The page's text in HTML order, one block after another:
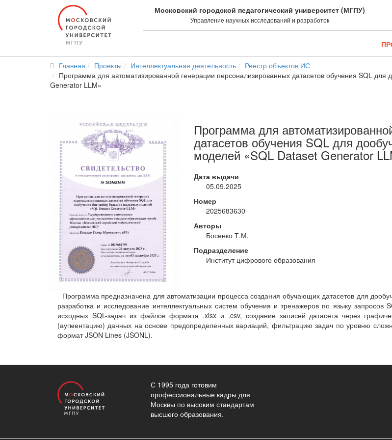
Московский городской педагогический университет (МГПУ)
Управление научных исследований и разработок
Главная Проекты Интеллектуальная деятельность
Реестр объектов ИС
Программа для автоматизированной генерации персонализированных датасетов обучения SQL
Generator LLM»
Программа для
датасетов обучения SQL для
моделей «SQL Dataset Generator
Дата выдачи
05.09.2025
Номер
2025683630
Авторы
Босенко Т.М.
Подразделение
Институт цифрового образования
Программа предназначена для автоматизации процесса создания обучающих датасетов для
разработка и исследование интеллектуальных систем обучения и тренажеров по языку
исходных SQL-задач из файлов формата .xlsx и .csv, создание записей датасета через
(аугментацию) данных на основе предопределенных вариаций, фильтрацию задач по уровню
формат JSON Lines (JSONL).
С 1995 года готовим
профессиональные кадры для
Москвы по высоким стандартам
высшего образования.